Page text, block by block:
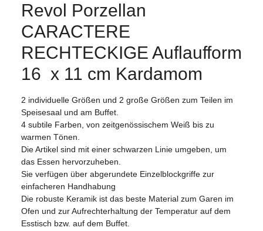
Revol Porzellan
CARACTERE
RECHTECKIGE Auflaufform
16 x 11 cm Kardamom
2 individuelle Größen und 2 große Größen zum Teilen im
Speisesaal und am Buffet.
4 subtile Farben, von zeitgenössischem Weiß bis zu
warmen Tönen.
Die Artikel sind mit einer schwarzen Linie umgeben, um
das Essen hervorzuheben.
Sie verfügen über abgerundete Einzelblockgriffe zur
einfacheren Handhabung
Die robuste Keramik ist das beste Material zum Garen im
Ofen und zur Aufrechterhaltung der Temperatur auf dem
Esstisch bzw. auf dem Buffet.